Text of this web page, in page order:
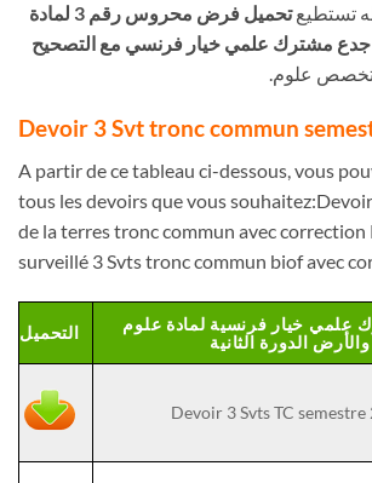
تستطيع
تحميل فرض محروس رقم 3 لمادة
جدع مشترك علمي خيار فرنسي مع التصحيح
A partir de ce tableau ci-dessous, vous
tous les devoirs que vous souhaitez:
de la terres tronc commun avec
surveillé 3 Svts tronc commun biof avec
خيار فرنسية لمادة علوم
والأرض الدورة الثانية
التحميل
Devoir 3 Svts TC semestre